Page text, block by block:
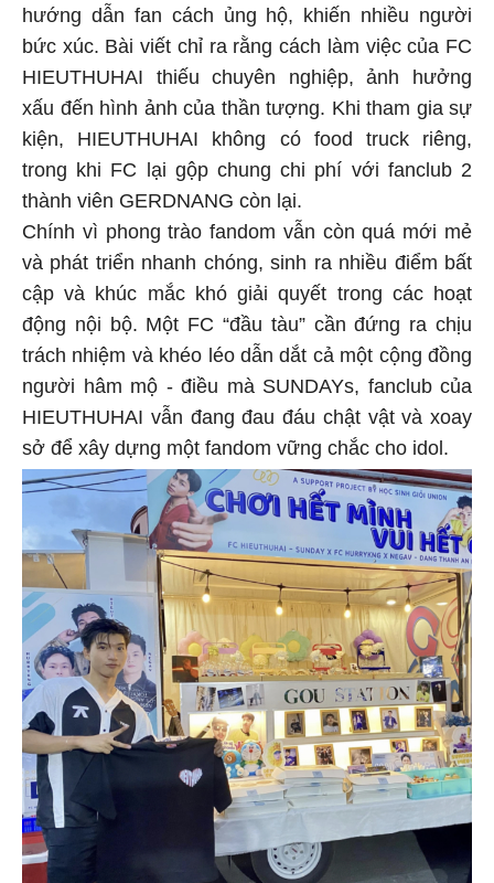
hướng dẫn fan cách ủng hộ, khiến nhiều người
bức xúc. Bài viết chỉ ra rằng cách làm việc của FC
HIEUTHUHAI thiếu chuyên nghiệp, ảnh hưởng
xấu đến hình ảnh của thần tượng. Khi tham gia sự
kiện, HIEUTHUHAI không có food truck riêng,
trong khi FC lại gộp chung chi phí với fanclub 2
thành viên GERDNANG còn lại.
Chính vì phong trào fandom vẫn còn quá mới mẻ
và phát triển nhanh chóng, sinh ra nhiều điểm bất
cập và khúc mắc khó giải quyết trong các hoạt
động nội bộ. Một FC “đầu tàu” cần đứng ra chịu
trách nhiệm và khéo léo dẫn dắt cả một cộng đồng
người hâm mộ - điều mà SUNDAYs, fanclub của
HIEUTHUHAI vẫn đang đau đáu chật vật và xoay
sở để xây dựng một fandom vững chắc cho idol.